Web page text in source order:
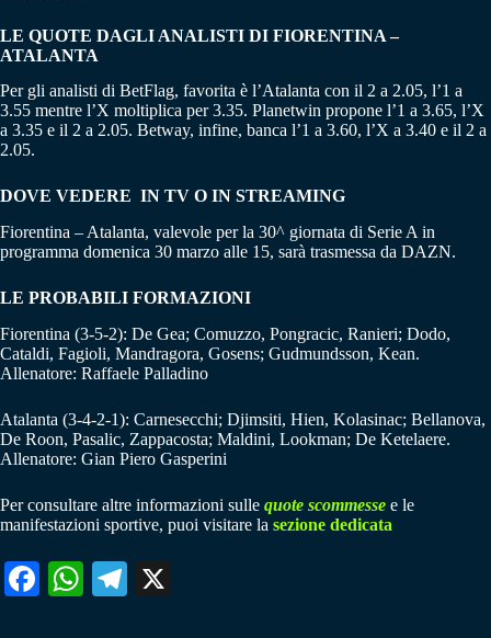
LE QUOTE DAGLI ANALISTI DI FIORENTINA –
ATALANTA
Per gli analisti di BetFlag, favorita è l’Atalanta con il 2 a 2.05, l’1 a
3.55 mentre l’X moltiplica per 3.35. Planetwin propone l’1 a 3.65, l’X
a 3.35 e il 2 a 2.05. Betway, infine, banca l’1 a 3.60, l’X a 3.40 e il 2 a
2.05.
DOVE VEDERE IN TV O IN STREAMING
Fiorentina – Atalanta, valevole per la 30^ giornata di Serie A in
programma domenica 30 marzo alle 15, sarà trasmessa da DAZN.
LE PROBABILI FORMAZIONI
Fiorentina (3-5-2): De Gea; Comuzzo, Pongracic, Ranieri; Dodo,
Cataldi, Fagioli, Mandragora, Gosens; Gudmundsson, Kean.
Allenatore: Raffaele Palladino
Atalanta (3-4-2-1): Carnesecchi; Djimsiti, Hien, Kolasinac; Bellanova,
De Roon, Pasalic, Zappacosta; Maldini, Lookman; De Ketelaere.
Allenatore: Gian Piero Gasperini
Per consultare altre informazioni sulle quote scommesse e le
manifestazioni sportive, puoi visitare la sezione dedicata
Fa W
Te